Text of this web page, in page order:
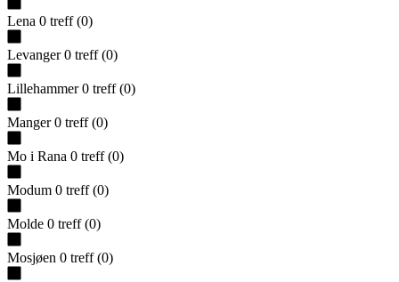
Lena 0 treff (0)
Levanger 0 treff (0)
Lillehammer 0 treff (0)
Manger 0 treff (0)
Mo i Rana 0 treff (0)
Modum 0 treff (0)
Molde 0 treff (0)
Mosjøen 0 treff (0)